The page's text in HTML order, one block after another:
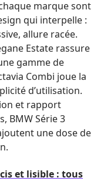
marque sont
qui interpelle :
allure racée.
Estate rassure
gamme de
Combi joue la
d’utilisation.
et rapport
BMW Série 3
une dose de
et lisible : tous